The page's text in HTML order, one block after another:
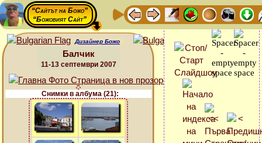
“Сайтът на Божо”
“Божовият Сайт”
Дизайнер Божо
Балчик
11-13 септември 2007
Снимки в албума (21):